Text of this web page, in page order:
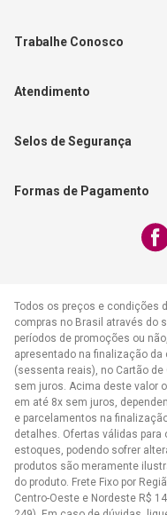
Política de Vendas
Catálogos de Produtos
Teste Maeztra
Editorial Patmos
FAECAD
Trabalhe Conosco
Fale Conosco
Nossas Lojas
Atendimento
17:30h
WhatsApp:
Selos de Segurança
Formas de Pagamento
Todos os preços e condições
compras no Brasil através do
períodos de promoções ou
apresentado na finalização da
(sessenta reais), no Cartão
sem juros. Acima deste valor
em até 8x sem juros,
e parcelamentos na
detalhes. Ofertas válidas para
estoques, podendo sofrer
produtos são meramente
do produto. Frete Fixo por
Centro-Oeste e Nordeste R$